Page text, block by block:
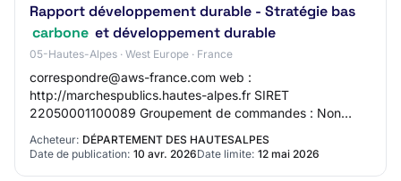
Rapport développement durable - Stratégie bas
carbone et développement durable
05-Hautes-Alpes · West Europe · France
correspondre@aws-france.com web :
http://marchespublics.hautes-alpes.fr SIRET
22050001100089 Groupement de commandes : Non
Principale(s) activité(s) du pouvoir adjudicateur : Services
généraux des ad…
Acheteur: DÉPARTEMENT DES HAUTESALPES
Date de publication: 10 avr. 2026Date limite: 12 mai 2026